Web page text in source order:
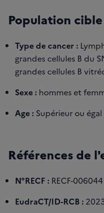
Population cible
Type de cancer :
grandes cellules B du
grandes cellules B
Sexe : hommes et
Age : Supérieur ou égal
Références de
N°RECF : RECF-006044
EudraCT/ID-RCB :